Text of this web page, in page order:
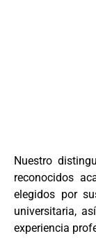
Nuestro
reconocidos
elegidos por
universitaria,
experiencia